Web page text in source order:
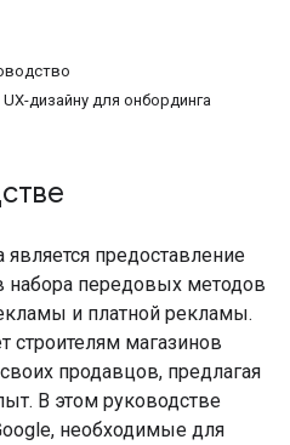
дизайну для онбординга
предоставление
набора передовых методов
и платной рекламы.
строителям магазинов
продавцов, предлагая
В этом руководстве
необходимые для